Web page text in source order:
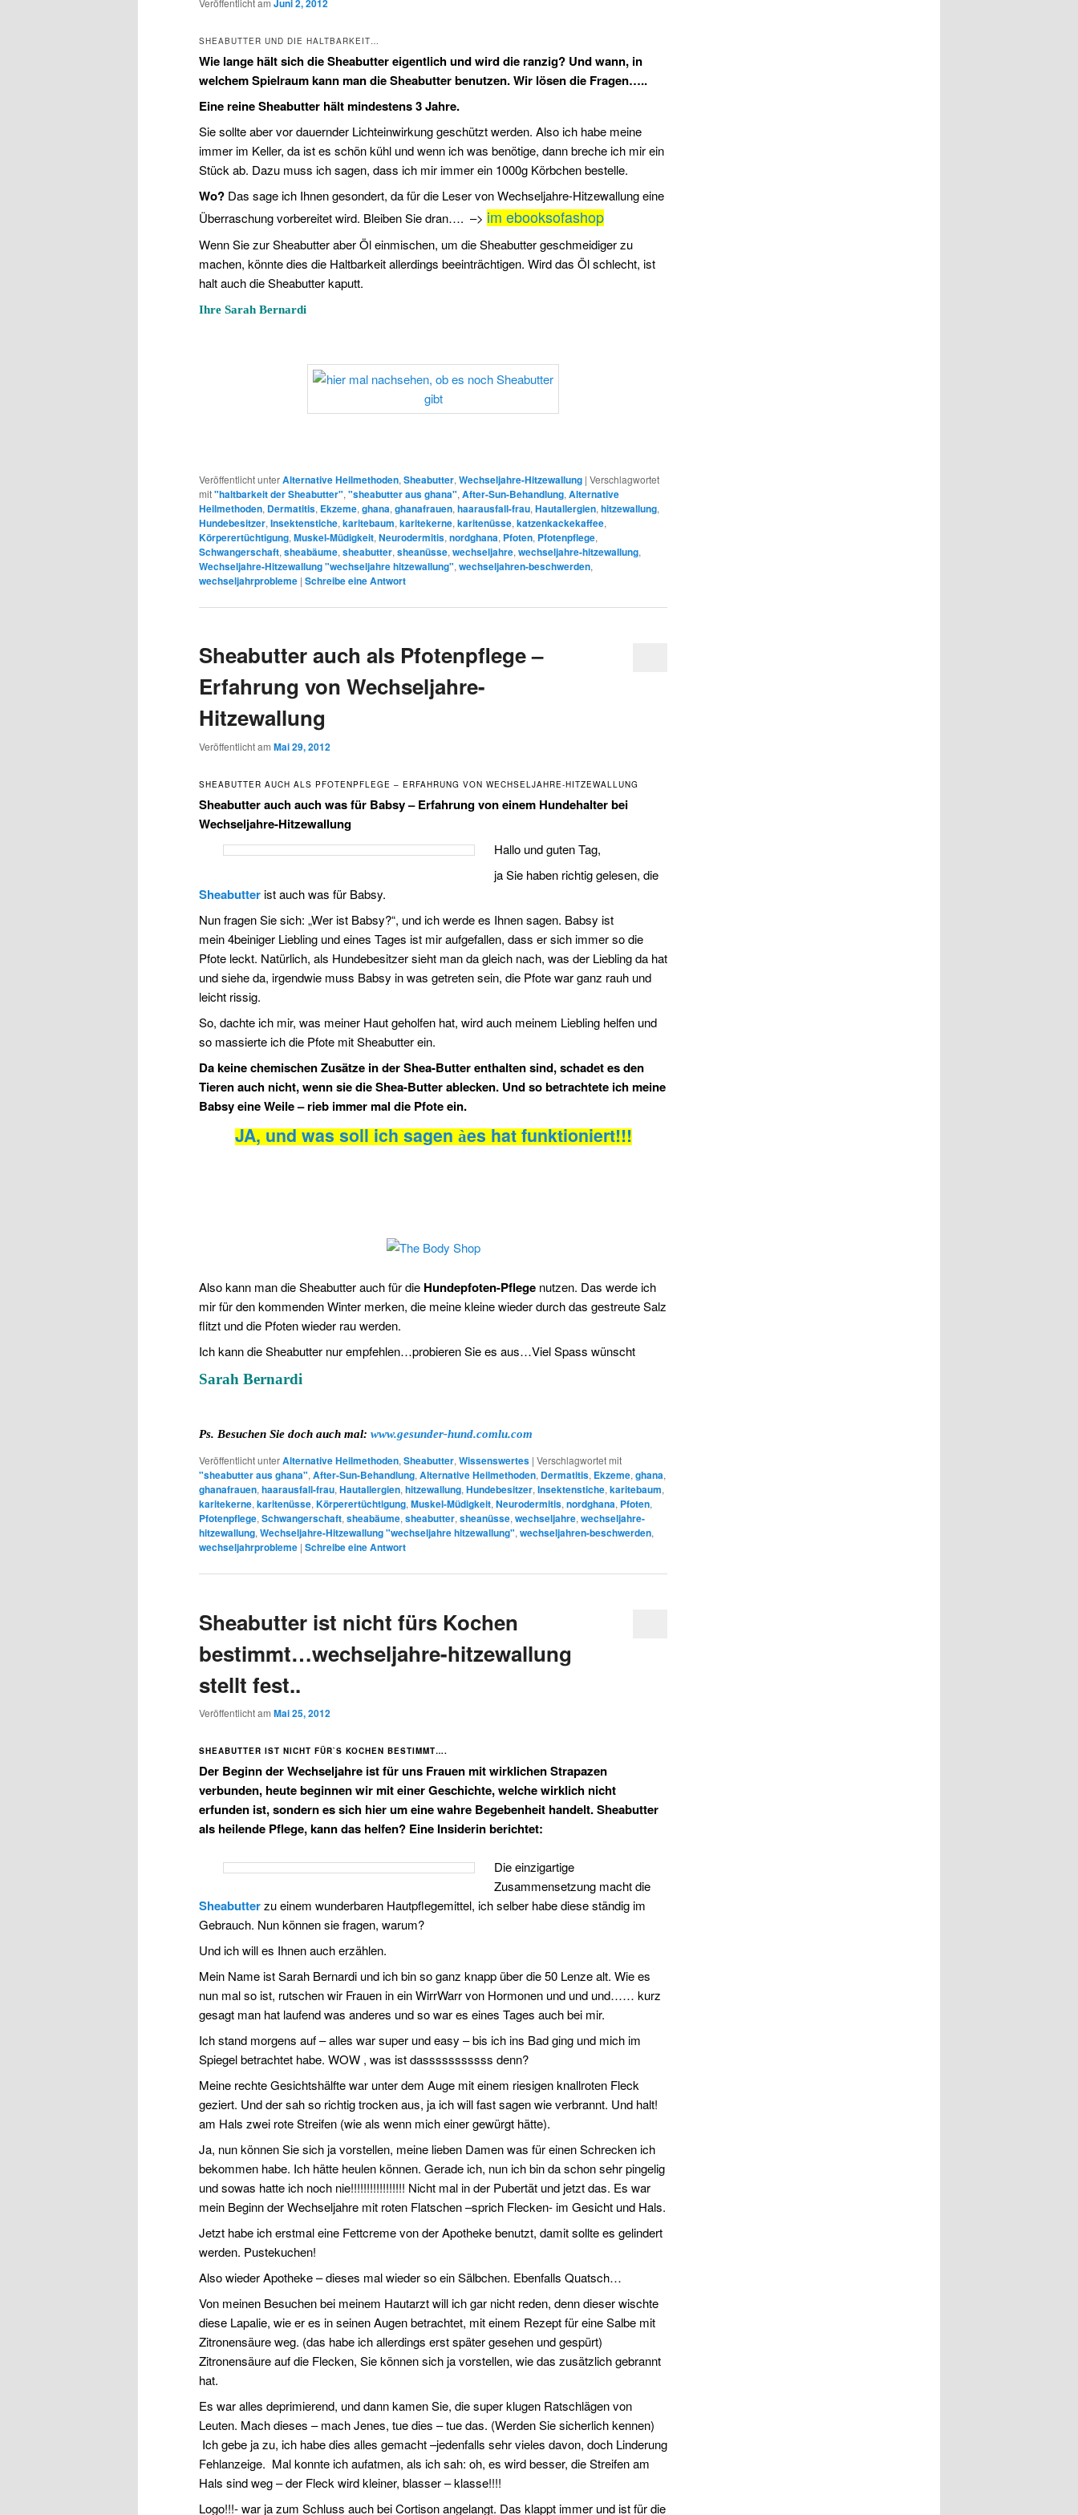
Veröffentlicht am Juni 2, 2012
SHEABUTTER UND DIE HALTBARKEIT…
Wie lange hält sich die Sheabutter eigentlich und wird die ranzig? Und wann, in
welchem Spielraum kann man die Sheabutter benutzen. Wir lösen die Fragen…..
Eine reine Sheabutter hält mindestens 3 Jahre.
Sie sollte aber vor dauernder Lichteinwirkung geschützt werden. Also ich habe meine
immer im Keller, da ist es schön kühl und wenn ich was benötige, dann breche ich mir ein
Stück ab. Dazu muss ich sagen, dass ich mir immer ein 1000g Körbchen bestelle.
Wo? Das sage ich Ihnen gesondert, da für die Leser von Wechseljahre-Hitzewallung eine
Überraschung vorbereitet wird. Bleiben Sie dran…. –> im ebooksofashop
Wenn Sie zur Sheabutter aber Öl einmischen, um die Sheabutter geschmeidiger zu
machen, könnte dies die Haltbarkeit allerdings beeinträchtigen. Wird das Öl schlecht, ist
halt auch die Sheabutter kaputt.
Ihre Sarah Bernardi
Veröffentlicht unterAlternative Heilmethoden, Sheabutter, Wechseljahre-Hitzewallung | Verschlagwortet
mit"haltbarkeit der Sheabutter", "sheabutter aus ghana", After-Sun-Behandlung, Alternative
Heilmethoden, Dermatitis, Ekzeme, ghana, ghanafrauen, haarausfall-frau, Hautallergien, hitzewallung,
Hundebesitzer, Insektenstiche, karitebaum, karitekerne, karitenüsse, katzenkackekaffee,
Körperertüchtigung, Muskel-Müdigkeit, Neurodermitis, nordghana, Pfoten, Pfotenpflege,
Schwangerschaft, sheabäume, sheabutter, sheanüsse, wechseljahre, wechseljahre-hitzewallung,
Wechseljahre-Hitzewallung "wechseljahre hitzewallung", wechseljahren-beschwerden,
wechseljahrprobleme | Schreibe eine Antwort
Sheabutter auch als Pfotenpflege –
Erfahrung von Wechseljahre-
Hitzewallung
Veröffentlicht am Mai 29, 2012
SHEABUTTER AUCH ALS PFOTENPFLEGE – ERFAHRUNG VON WECHSELJAHRE-HITZEWALLUNG
Sheabutter auch auch was für Babsy – Erfahrung von einem Hundehalter bei
Wechseljahre-Hitzewallung
Hallo und guten Tag,
ja Sie haben richtig gelesen, die
Sheabutterist auch was für Babsy.
Nun fragen Sie sich: „Wer ist Babsy?“, und ich werde es Ihnen sagen. Babsy ist
mein 4beiniger Liebling und eines Tages ist mir aufgefallen, dass er sich immer so die
Pfote leckt. Natürlich, als Hundebesitzer sieht man da gleich nach, was der Liebling da hat
und siehe da, irgendwie muss Babsy in was getreten sein, die Pfote war ganz rauh und
leicht rissig.
So, dachte ich mir, was meiner Haut geholfen hat, wird auch meinem Liebling helfen und
so massierte ich die Pfote mit Sheabutter ein.
Da keine chemischen Zusätze in der Shea-Butter enthalten sind, schadet es den
Tieren auch nicht, wenn sie die Shea-Butter ablecken. Und so betrachtete ich meine
Babsy eine Weile – rieb immer mal die Pfote ein.
JA, und was soll ich sagenàes hat funktioniert!!!
Also kann man die Sheabutter auch für die Hundepfoten-Pflege nutzen. Das werde ich
mir für den kommenden Winter merken, die meine kleine wieder durch das gestreute Salz
flitzt und die Pfoten wieder rau werden.
Ich kann die Sheabutter nur empfehlen…probieren Sie es aus…Viel Spass wünscht
Sarah Bernardi
Ps. Besuchen Sie doch auch mal: www.gesunder-hund.comlu.com
Veröffentlicht unterAlternative Heilmethoden, Sheabutter, Wissenswertes | Verschlagwortet mit
"sheabutter aus ghana", After-Sun-Behandlung, Alternative Heilmethoden, Dermatitis, Ekzeme, ghana,
ghanafrauen, haarausfall-frau, Hautallergien, hitzewallung, Hundebesitzer, Insektenstiche, karitebaum,
karitekerne, karitenüsse, Körperertüchtigung, Muskel-Müdigkeit, Neurodermitis, nordghana, Pfoten,
Pfotenpflege, Schwangerschaft, sheabäume, sheabutter, sheanüsse, wechseljahre, wechseljahre-
hitzewallung, Wechseljahre-Hitzewallung "wechseljahre hitzewallung", wechseljahren-beschwerden,
wechseljahrprobleme | Schreibe eine Antwort
Sheabutter ist nicht fürs Kochen
bestimmt…wechseljahre-hitzewallung
stellt fest..
Veröffentlicht am Mai 25, 2012
SHEABUTTER IST NICHT FÜR`S KOCHEN BESTIMMT….
Der Beginn der Wechseljahre ist für uns Frauen mit wirklichen Strapazen
verbunden, heute beginnen wir mit einer Geschichte, welche wirklich nicht
erfunden ist, sondern es sich hier um eine wahre Begebenheit handelt. Sheabutter
als heilende Pflege, kann das helfen? Eine Insiderin berichtet:
Die einzigartige
Zusammensetzung macht die
Sheabutterzu einem wunderbaren Hautpflegemittel, ich selber habe diese ständig im
Gebrauch. Nun können sie fragen, warum?
Und ich will es Ihnen auch erzählen.
Mein Name ist Sarah Bernardi und ich bin so ganz knapp über die 50 Lenze alt. Wie es
nun mal so ist, rutschen wir Frauen in ein WirrWarr von Hormonen und und und…… kurz
gesagt man hat laufend was anderes und so war es eines Tages auch bei mir.
Ich stand morgens auf – alles war super und easy – bis ich ins Bad ging und mich im
Spiegel betrachtet habe. WOW , was ist dasssssssssss denn?
Meine rechte Gesichtshälfte war unter dem Auge mit einem riesigen knallroten Fleck
geziert. Und der sah so richtig trocken aus, ja ich will fast sagen wie verbrannt. Und halt!
am Hals zwei rote Streifen (wie als wenn mich einer gewürgt hätte).
Ja, nun können Sie sich ja vorstellen, meine lieben Damen was für einen Schrecken ich
bekommen habe. Ich hätte heulen können. Gerade ich, nun ich bin da schon sehr pingelig
und sowas hatte ich noch nie!!!!!!!!!!!!!!!!! Nicht mal in der Pubertät und jetzt das. Es war
mein Beginn der Wechseljahre mit roten Flatschen –sprich Flecken- im Gesicht und Hals.
Jetzt habe ich erstmal eine Fettcreme von der Apotheke benutzt, damit sollte es gelindert
werden. Pustekuchen!
Also wieder Apotheke – dieses mal wieder so ein Sälbchen. Ebenfalls Quatsch…
Von meinen Besuchen bei meinem Hautarzt will ich gar nicht reden, denn dieser wischte
diese Lapalie, wie er es in seinen Augen betrachtet, mit einem Rezept für eine Salbe mit
Zitronensäure weg. (das habe ich allerdings erst später gesehen und gespürt)
Zitronensäure auf die Flecken, Sie können sich ja vorstellen, wie das zusätzlich gebrannt
hat.
Es war alles deprimierend, und dann kamen Sie, die super klugen Ratschlägen von
Leuten. Mach dieses – mach Jenes, tue dies – tue das. (Werden Sie sicherlich kennen)
Ich gebe ja zu, ich habe dies alles gemacht –jedenfalls sehr vieles davon, doch Linderung
Fehlanzeige. Mal konnte ich aufatmen, als ich sah: oh, es wird besser, die Streifen am
Hals sind weg – der Fleck wird kleiner, blasser – klasse!!!!
Logo!!!- war ja zum Schluss auch bei Cortison angelangt. Das klappt immer und ist für die